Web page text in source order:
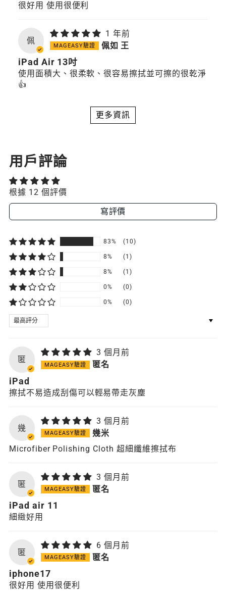
很好用 使用很便利
佩
1 年前
佩如 王
iPad Air 13吋
使用面積大、很柔軟、很容易擦拭並可擦的很乾淨
👍
更多資訊
用戶評論
根據 12 個評價
寫評價
83% (10)
8% (1)
8% (1)
0% (0)
0% (0)
SORT BY
匿
3 個月前
匿名
iPad
擦拭不易造成刮傷可以輕易帶走灰塵
幾
3 個月前
幾米
Microfiber Polishing Cloth 超細纖維擦拭布
匿
3 個月前
匿名
iPad air 11
細緻好用
匿
6 個月前
匿名
iphone17
很好用 使用很便利